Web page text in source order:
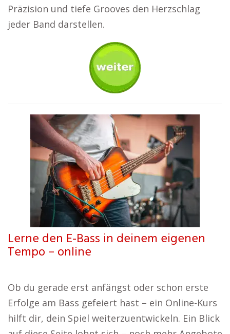
Präzision und tiefe Grooves den Herzschlag
jeder Band darstellen.
Lerne den E-Bass in deinem eigenen
Tempo – online
Ob du gerade erst anfängst oder schon erste
Erfolge am Bass gefeiert hast – ein Online-Kurs
hilft dir, dein Spiel weiterzuentwickeln. Ein Blick